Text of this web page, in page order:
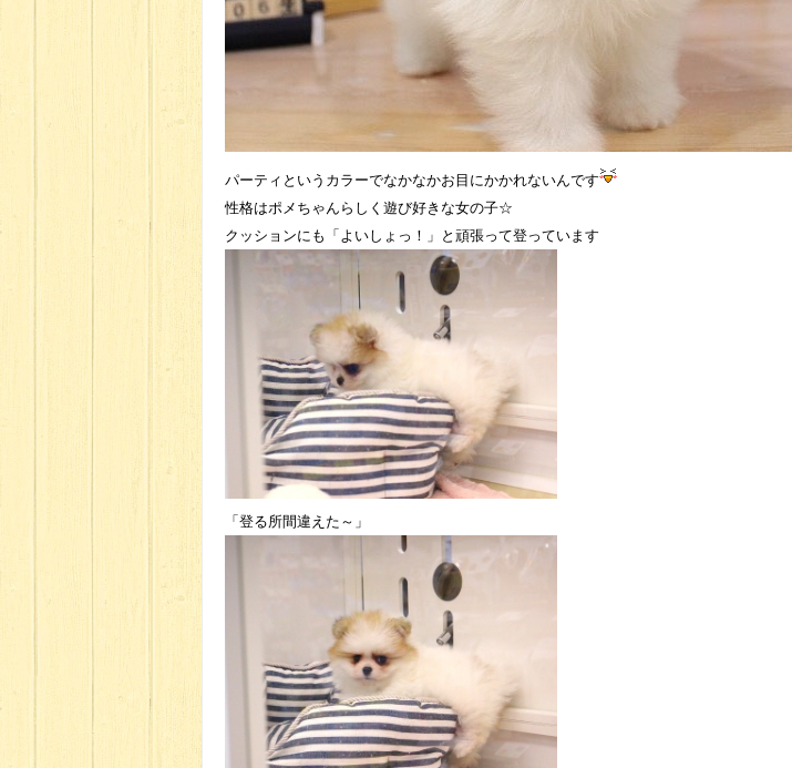
パーティというカラーでなかなかお目にかかれないんです
性格はポメちゃんらしく遊び好きな女の子☆
クッションにも「よいしょっ！」と頑張って登っています
「登る所間違えた～」